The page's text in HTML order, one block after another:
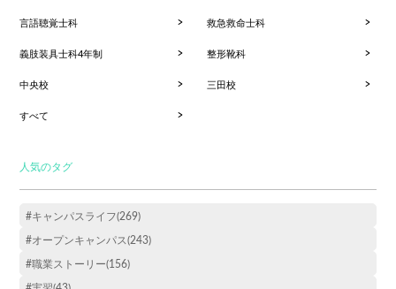
言語聴覚士科 救急救命士科
義肢装具士科4年制 整形靴科
中央校 三田校
すべて
人気のタグ
#キャンパスライフ(269)
#オープンキャンパス(243)
#職業ストーリー(156)